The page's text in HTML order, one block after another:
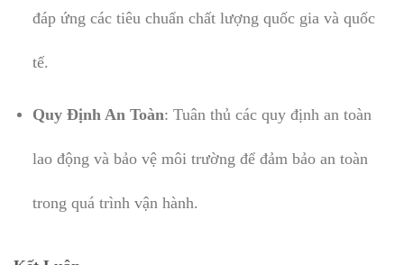
đáp ứng các tiêu chuẩn chất lượng quốc gia và quốc
tế.
Quy Định An Toàn: Tuân thủ các quy định an toàn
lao động và bảo vệ môi trường để đảm bảo an toàn
trong quá trình vận hành.